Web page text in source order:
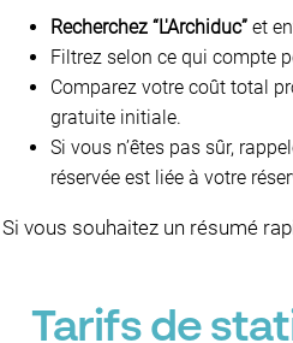
Recherchez “L'Archiduc” et
Filtrez selon ce qui compte
Comparez votre coût total
gratuite initiale.
Si vous n’êtes pas sûr,
réservée est liée à votre
Si vous souhaitez un résumé
Tarifs de